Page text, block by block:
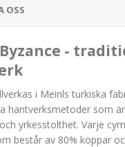
OSS
-
i Meinls turkiska
hantverksmetoder som
yrkesstolthet. Varje
består av 80% koppar